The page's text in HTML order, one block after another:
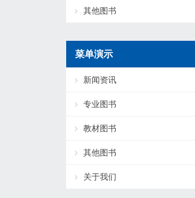
其他图书
菜单演示
新闻资讯
专业图书
教材图书
其他图书
关于我们